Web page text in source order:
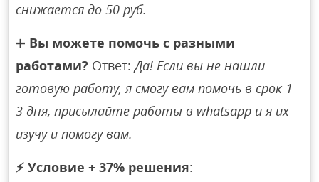
снижается до 50 руб.
➕ Вы можете помочь с разными
работами? Ответ:Да! Если вы не нашли
готовую работу, я смогу вам помочь в срок 1-
3 дня, присылайте работы в whatsapp и я их
изучу и помогу вам.
⚡ Условие + 37% решения: